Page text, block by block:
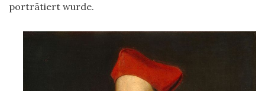
porträtiert wurde.